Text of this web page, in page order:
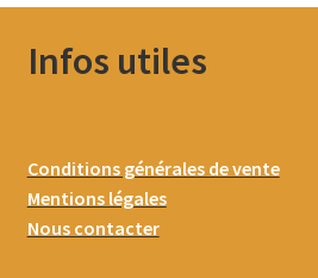
Infos utiles
Conditions générales de vente
Mentions légales
Nous contacter